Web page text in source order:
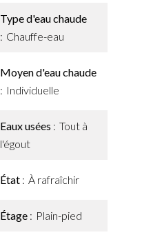
Type d'eau chaude
Chauffe-eau
Moyen d'eau chaude
Individuelle
Eaux usées
Tout à
l'égout
État À rafraîchir
Étage Plain-pied